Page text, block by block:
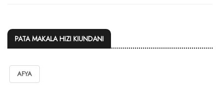
PATA MAKALA HIZI KIUNDANI
AFYA